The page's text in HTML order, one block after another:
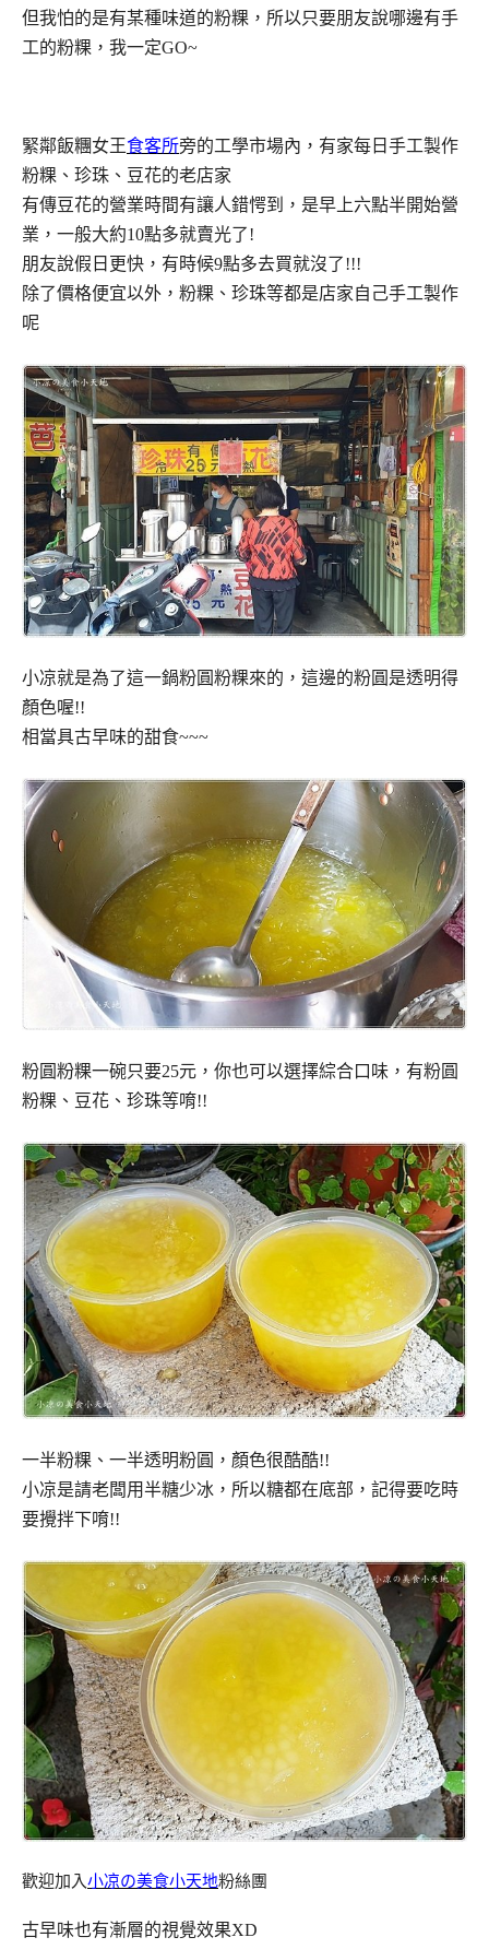
但我怕的是有某種味道的粉粿，所以只要朋友說哪邊有手
工的粉粿，我一定GO~
緊鄰飯糰女王食客所旁的工學市場內，有家每日手工製作
粉粿、珍珠、豆花的老店家
有傳豆花的營業時間有讓人錯愕到，是早上六點半開始營
業，一般大約10點多就賣光了!
朋友說假日更快，有時候9點多去買就沒了!!!
除了價格便宜以外，粉粿、珍珠等都是店家自己手工製作
呢
小凉就是為了這一鍋粉圓粉粿來的，這邊的粉圓是透明得
顏色喔!!
相當具古早味的甜食~~~
粉圓粉粿一碗只要25元，你也可以選擇綜合口味，有粉圓
粉粿、豆花、珍珠等唷!!
一半粉粿、一半透明粉圓，顏色很酷酷!!
小凉是請老闆用半糖少冰，所以糖都在底部，記得要吃時
要攪拌下唷!!
歡迎加入小凉の美食小天地粉絲團
古早味也有漸層的視覺效果XD